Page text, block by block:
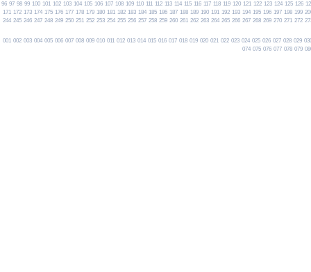
96 97 98 99 100 101 102 103 104 105 106 107 108 109 110 111 112 113 114 115 116 117 118 119 120 121 122 123 124 125 126
171 172 173 174 175 176 177 178 179 180 181 182 183 184 185 186 187 188 189 190 191 192 193 194 195 196 197 198 199
244 245 246 247 248 249 250 251 252 253 254 255 256 257 258 259 260 261 262 263 264 265 266 267 268 269 270 271 272
001 002 003 004 005 006 007 008 009 010 011 012 013 014 015 016 017 018 019 020 021 022 023 024 025 026 027 028 029
074 075 076 077 078 079